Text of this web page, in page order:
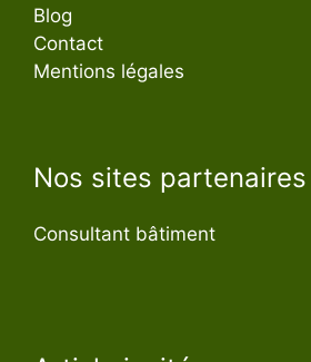
Blog
Contact
Mentions légales
Nos sites partenaires
Consultant bâtiment